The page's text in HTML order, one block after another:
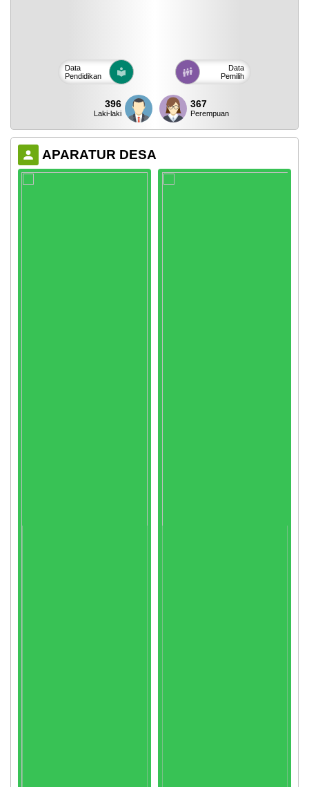
396
Laki-laki
367
Perempuan
Data
Pendidikan
Data
Pemilih
APARATUR DESA